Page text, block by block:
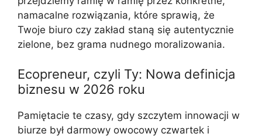
namacalne rozwiązania, które sprawią, że
Twoje biuro czy zakład staną się autentycznie
zielone, bez grama nudnego moralizowania.
Ecopreneur, czyli Ty: Nowa definicja
biznesu w 2026 roku
Pamiętacie te czasy, gdy szczytem innowacji w
biurze był darmowy owocowy czwartek i